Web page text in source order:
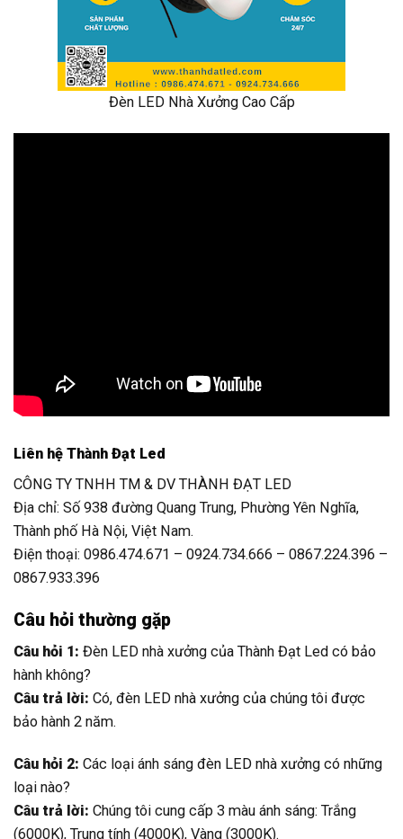
Đèn LED Nhà Xưởng Cao Cấp
Liên hệ Thành Đạt Led
CÔNG TY TNHH TM & DV THÀNH ĐẠT LED
Địa chỉ: Số 938 đường Quang Trung, Phường Yên Nghĩa,
Thành phố Hà Nội, Việt Nam.
Điện thoại: 0986.474.671 – 0924.734.666 – 0867.224.396 –
0867.933.396
Câu hỏi thường gặp
Câu hỏi 1: Đèn LED nhà xưởng của Thành Đạt Led có bảo
hành không?
Câu trả lời: Có, đèn LED nhà xưởng của chúng tôi được
bảo hành 2 năm.
Câu hỏi 2: Các loại ánh sáng đèn LED nhà xưởng có những
loại nào?
Câu trả lời: Chúng tôi cung cấp 3 màu ánh sáng: Trắng
(6000K), Trung tính (4000K), Vàng (3000K).